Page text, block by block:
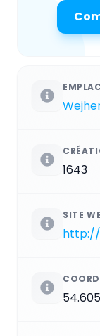
1643
SITE
http://